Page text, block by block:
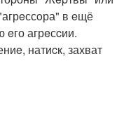
в eщё
агрeсcии.
натиcк, захват